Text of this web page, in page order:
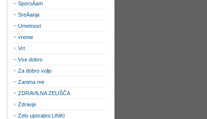
SporoÄam
SreÄanja
Umetnost
vreme
Vrt
Vse dobro
Za dobro voljo
Zanima me
ZDRAVILNA ZELIŠČA
Zdravje
Zelo uporabni LINKI